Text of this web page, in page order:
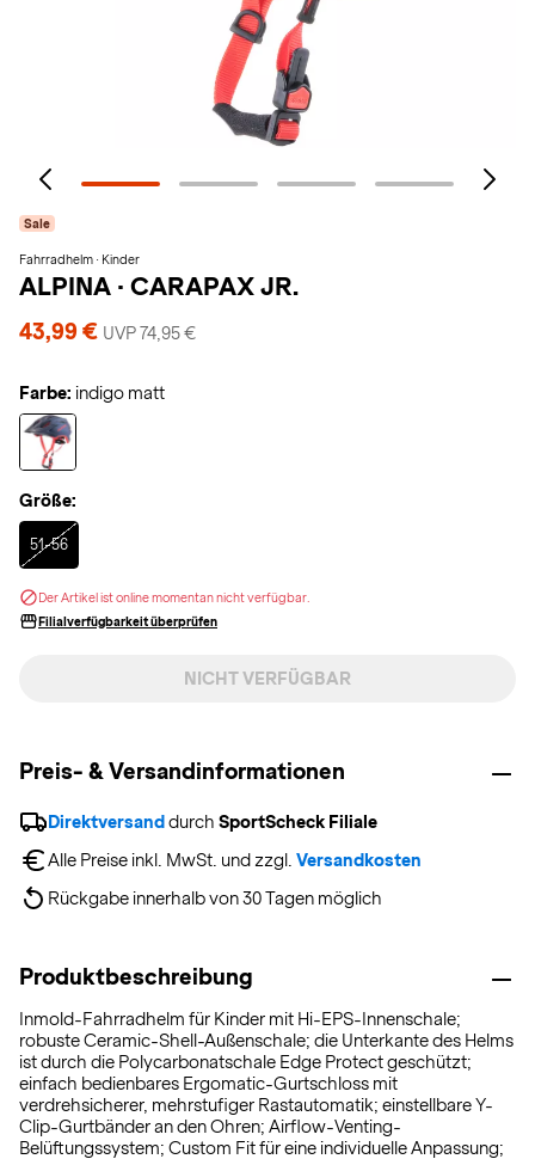
Sale
Fahrradhelm · Kinder
ALPINA · CARAPAX JR.
43,99 € UVP 74,95 €
Farbe: indigo matt
Größe:
51-56
Selected
Der Artikel ist online momentan nicht verfügbar.
Filialverfügbarkeit überprüfen
NICHT VERFÜGBAR
Preis- & Versandinformationen
Direktversand durch SportScheck Filiale
Alle Preise inkl. MwSt. und zzgl. Versandkosten
Rückgabe innerhalb von 30 Tagen möglich
Produktbeschreibung
Inmold-Fahrradhelm für Kinder mit Hi-EPS-Innenschale;
robuste Ceramic-Shell-Außenschale; die Unterkante des Helms
ist durch die Polycarbonatschale Edge Protect geschützt;
einfach bedienbares Ergomatic-Gurtschloss mit
verdrehsicherer, mehrstufiger Rastautomatik; einstellbare Y-
Clip-Gurtbänder an den Ohren; Airflow-Venting-
Belüftungssystem; Custom Fit für eine individuelle Anpassung;